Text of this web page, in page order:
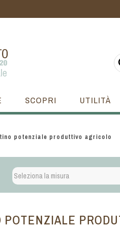
SCOPRI UTILITÀ
potenziale produttivo agricolo